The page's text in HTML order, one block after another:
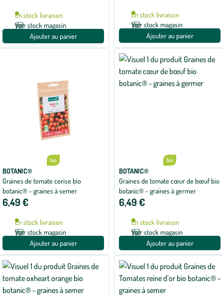
En stock livraison
Voir stock magasin
Ajouter au panier
En stock livraison
Voir stock magasin
Ajouter au panier
bio
BOTANIC®
Graines de tomate cerise bio
botanic® - graines à semer
6,49 €
En stock livraison
Voir stock magasin
Ajouter au panier
bio
BOTANIC®
Graines de tomate cœur de bœuf bio
botanic® - graines à germer
6,49 €
En stock livraison
Voir stock magasin
Ajouter au panier